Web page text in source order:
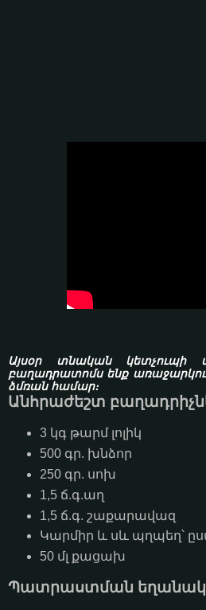
Այսօր տնական
բաղադրատոմս ենք
ձմռան համար։
Անհրաժեշտ
3 կգ թարմ լոլիկ
500 գր. խնձոր
250 գր. սոխ
1,5 ճ.գ.աղ
1,5 ճ.գ. շաքարավազ
Կարմիր և սև պղպեղ՝
50 մլ քացախ
Պատրաստման